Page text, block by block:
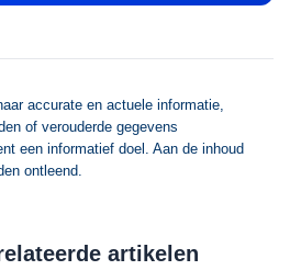
accurate en actuele informatie,
of verouderde gegevens
een informatief doel. Aan de inhoud
ontleend.
artikelen